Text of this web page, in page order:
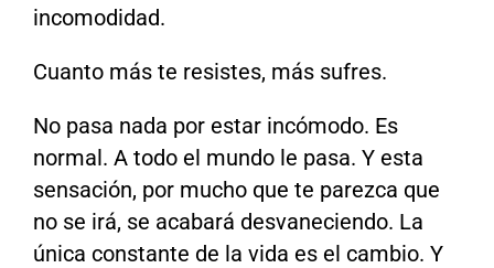
incomodidad.
Cuanto más te resistes, más sufres.
No pasa nada por estar incómodo. Es
normal. A todo el mundo le pasa. Y esta
sensación, por mucho que te parezca que
no se irá, se acabará desvaneciendo. La
única constante de la vida es el cambio. Y